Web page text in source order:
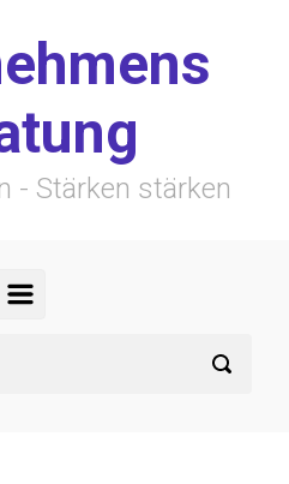
- Stärken stärken